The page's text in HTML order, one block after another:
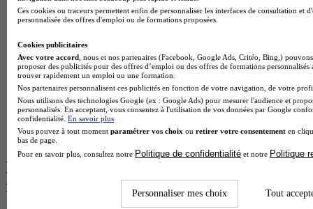
BTS Sio en alternance
MSc Marketing Digital en alternance
Cap Electricien en alternance
BTS Gpn en alternance
BTS Domotique en alternance
BAC Pro Agora en alternance
BTS Sta en alternance
BTS Iris en alternance
BTS Tpl en alternance
BTS Ati en alternance
Les diplômes par filière les plus
recherchés
Ces cookies ou traceurs permettent enfin de personnaliser les interfaces de consultation et
personnalisée des offres d'emploi ou de formations proposées.
Cookies publicitaires
Avec votre accord , nous et nos partenaires (Facebook, Google Ads, Critéo, Bing,)
proposer des publicités pour des offres d’emploi ou des offres de formations
trouver rapidement un emploi ou une formation.
Nos partenaires personnalisent ces publicités en fonction de votre navigation, de votre
Nous utilisons des technologies Google (ex : Google Ads) pour mesurer l'audience et
personnalisés. En acceptant, vous consentez à l'utilisation de vos données par Google
confidentialité. En savoir plus
Vous pouvez à tout moment paramétrer vos choix ou retirer votre consentement en
bas de page.
Pour en savoir plus, consultez notre Politique de confidentialité et notre Politique
Personnaliser mes choix Tout